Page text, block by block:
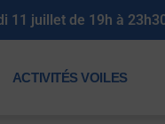
de 19h à 23h30
ACTIVITÉS VOILES